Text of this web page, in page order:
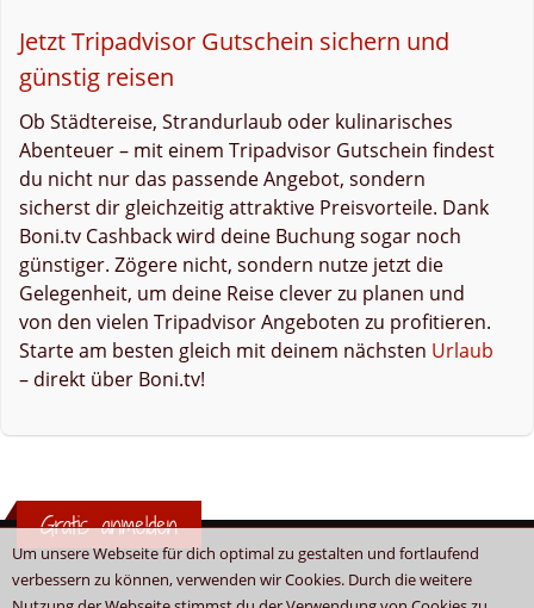
Um unsere Webseite für dich optimal zu gestalten und fortlaufend
verbessern zu können, verwenden wir Cookies. Durch die weitere
Jetzt Tripadvisor Gutschein sichern und
günstig reisen
Ob Städtereise, Strandurlaub oder kulinarisches
Abenteuer – mit einem Tripadvisor Gutschein findest
du nicht nur das passende Angebot, sondern
sicherst dir gleichzeitig attraktive Preisvorteile. Dank
Boni.tv Cashback wird deine Buchung sogar noch
günstiger. Zögere nicht, sondern nutze jetzt die
Gelegenheit, um deine Reise clever zu planen und
von den vielen Tripadvisor Angeboten zu profitieren.
Starte am besten gleich mit deinem nächsten Urlaub
– direkt über Boni.tv!
Gratis anmelden